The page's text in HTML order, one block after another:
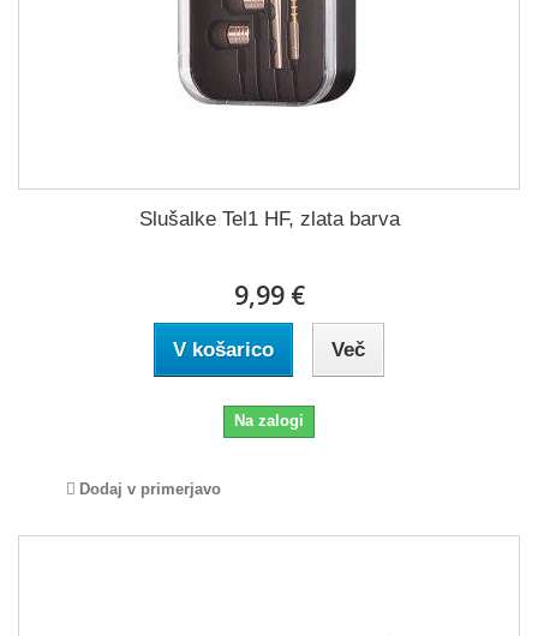
Slušalke Tel1 HF, zlata barva
9,99 €
V košarico Več
Na zalogi
Dodaj v primerjavo